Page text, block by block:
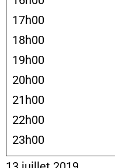
17h00
18h00
19h00
20h00
21h00
22h00
23h00